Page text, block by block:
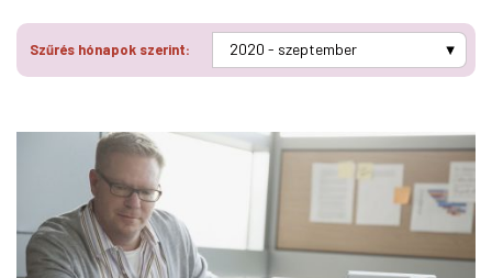
Szűrés hónapok szerint: